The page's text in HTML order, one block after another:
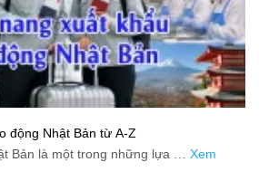
động Nhật Bản từ A-Z
Bản là một trong những lựa … Xem